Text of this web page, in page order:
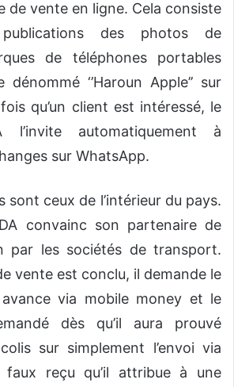
de vente en ligne. Cela consiste
des photos de
de téléphones portables
dénommé ‘’Haroun Apple’’ sur
qu’un client est intéressé, le
l’invite automatiquement à
sur WhatsApp.
sont ceux de l’intérieur du pays.
convainc son partenaire de
par les sociétés de transport.
vente est conclu, il demande le
via mobile money et le
dès qu’il aura prouvé
sur simplement l’envoi via
faux reçu qu’il attribue à une